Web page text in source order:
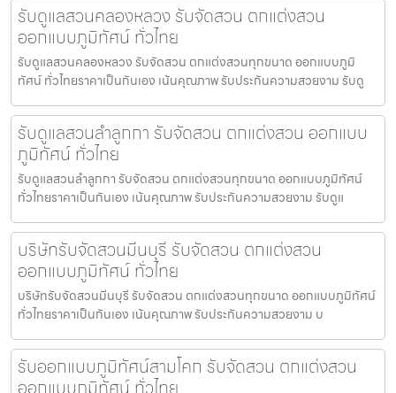
รับดูแลสวนคลองหลวง รับจัดสวน ตกแต่งสวน
ออกแบบภูมิทัศน์ ทั่วไทย
รับดูแลสวนคลองหลวง รับจัดสวน ตกแต่งสวนทุกขนาด ออกแบบภูมิ
ทัศน์ ทั่วไทยราคาเป็นกันเอง เน้นคุณภาพ รับประกันความสวยงาม รับดู
รับดูแลสวนลำลูกกา รับจัดสวน ตกแต่งสวน ออกแบบ
ภูมิทัศน์ ทั่วไทย
รับดูแลสวนลำลูกกา รับจัดสวน ตกแต่งสวนทุกขนาด ออกแบบภูมิทัศน์
ทั่วไทยราคาเป็นกันเอง เน้นคุณภาพ รับประกันความสวยงาม รับดูแ
บริษัทรับจัดสวนมีนบุรี รับจัดสวน ตกแต่งสวน
ออกแบบภูมิทัศน์ ทั่วไทย
บริษัทรับจัดสวนมีนบุรี รับจัดสวน ตกแต่งสวนทุกขนาด ออกแบบภูมิทัศน์
ทั่วไทยราคาเป็นกันเอง เน้นคุณภาพ รับประกันความสวยงาม บ
รับออกแบบภูมิทัศน์สามโคก รับจัดสวน ตกแต่งสวน